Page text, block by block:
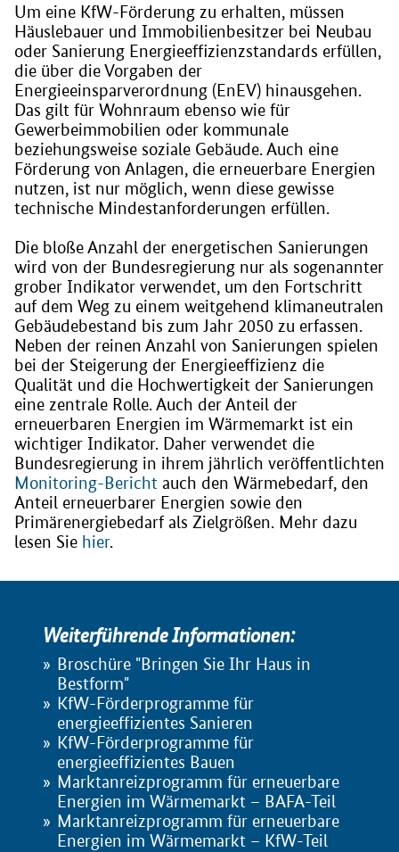
Um eine KfW-Förderung zu erhalten, müssen
Häuslebauer und Immobilienbesitzer bei Neubau
oder Sanierung Energieeffizienzstandards erfüllen,
die über die Vorgaben der
Energieeinsparverordnung (EnEV) hinausgehen.
Das gilt für Wohnraum ebenso wie für
Gewerbeimmobilien oder kommunale
beziehungsweise soziale Gebäude. Auch eine
Förderung von Anlagen, die erneuerbare Energien
nutzen, ist nur möglich, wenn diese gewisse
technische Mindestanforderungen erfüllen.
Die bloße Anzahl der energetischen Sanierungen
wird von der Bundesregierung nur als sogenannter
grober Indikator verwendet, um den Fortschritt
auf dem Weg zu einem weitgehend klimaneutralen
Gebäudebestand bis zum Jahr 2050 zu erfassen.
Neben der reinen Anzahl von Sanierungen spielen
bei der Steigerung der Energieeffizienz die
Qualität und die Hochwertigkeit der Sanierungen
eine zentrale Rolle. Auch der Anteil der
erneuerbaren Energien im Wärmemarkt ist ein
wichtiger Indikator. Daher verwendet die
Bundesregierung in ihrem jährlich veröffentlichten
Monitoring-Bericht auch den Wärmebedarf, den
Anteil erneuerbarer Energien sowie den
Primärenergiebedarf als Zielgrößen. Mehr dazu
lesen Sie hier.
Weiterführende Informationen:
Broschüre "Bringen Sie Ihr Haus in
Bestform"
KfW-Förderprogramme für
energieeffizientes Sanieren
KfW-Förderprogramme für
energieeffizientes Bauen
Marktanreizprogramm für erneuerbare
Energien im Wärmemarkt – BAFA-Teil
Marktanreizprogramm für erneuerbare
Energien im Wärmemarkt – KfW-Teil